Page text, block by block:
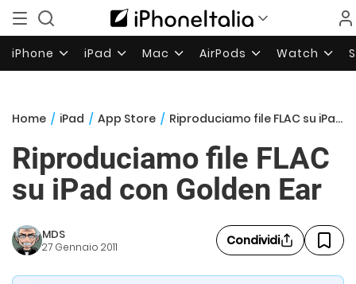
iPhone iPad Mac AirPods Watch
Home / iPad / App Store / Riproduciamo file FLAC su iPad con Golden Ear
Riproduciamo file FLAC
su iPad con Golden Ear
MDS
27 Gennaio 2011 Condividi